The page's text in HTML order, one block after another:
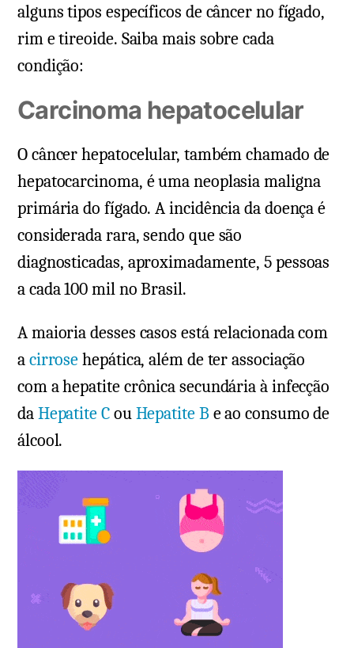
alguns tipos específicos de câncer no fígado,
rim e tireoide. Saiba mais sobre cada
condição:
Carcinoma hepatocelular
O câncer hepatocelular, também chamado de
hepatocarcinoma, é uma neoplasia maligna
primária do fígado. A incidência da doença é
considerada rara, sendo que são
diagnosticadas, aproximadamente, 5 pessoas
a cada 100 mil no Brasil.
A maioria desses casos está relacionada com
acirrosehepática, além de ter associação
com a hepatite crônica secundária à infecção
daHepatite CouHepatite B e ao consumo de
álcool.